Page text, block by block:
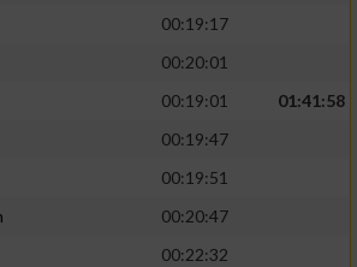
00:19:17
00:20:01
00:19:01
01:41:58
00:19:47
00:19:51
00:20:47
00:22:32